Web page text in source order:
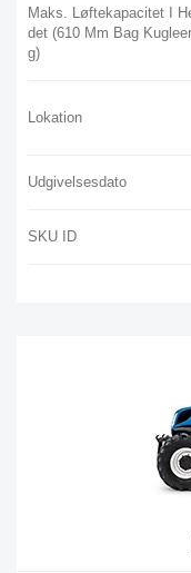
Maks. Løftekapacitet I
Det (610 Mm Bag
G)
Lokation
Udgivelsesdato
SKU ID